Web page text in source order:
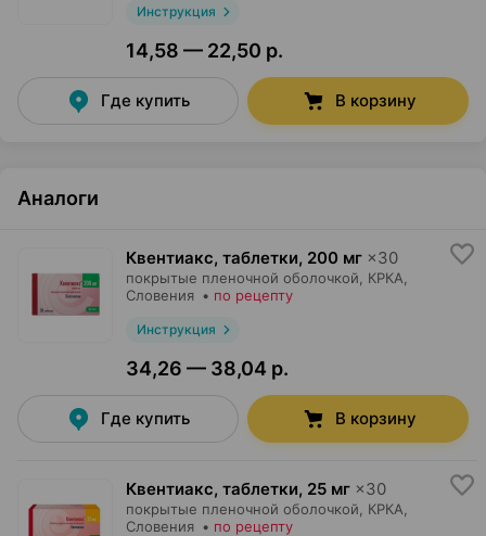
Инструкция
14,58 — 22,50 р.
Где купить В корзину
Аналоги
Квентиакс, таблетки, 200 мг ×30
покрытые пленочной оболочкой, КРКА
Словения • по рецепту
Инструкция
34,26 — 38,04 р.
Где купить В корзину
Квентиакс, таблетки, 25 мг ×30
покрытые пленочной оболочкой, КРКА
Словения • по рецепту